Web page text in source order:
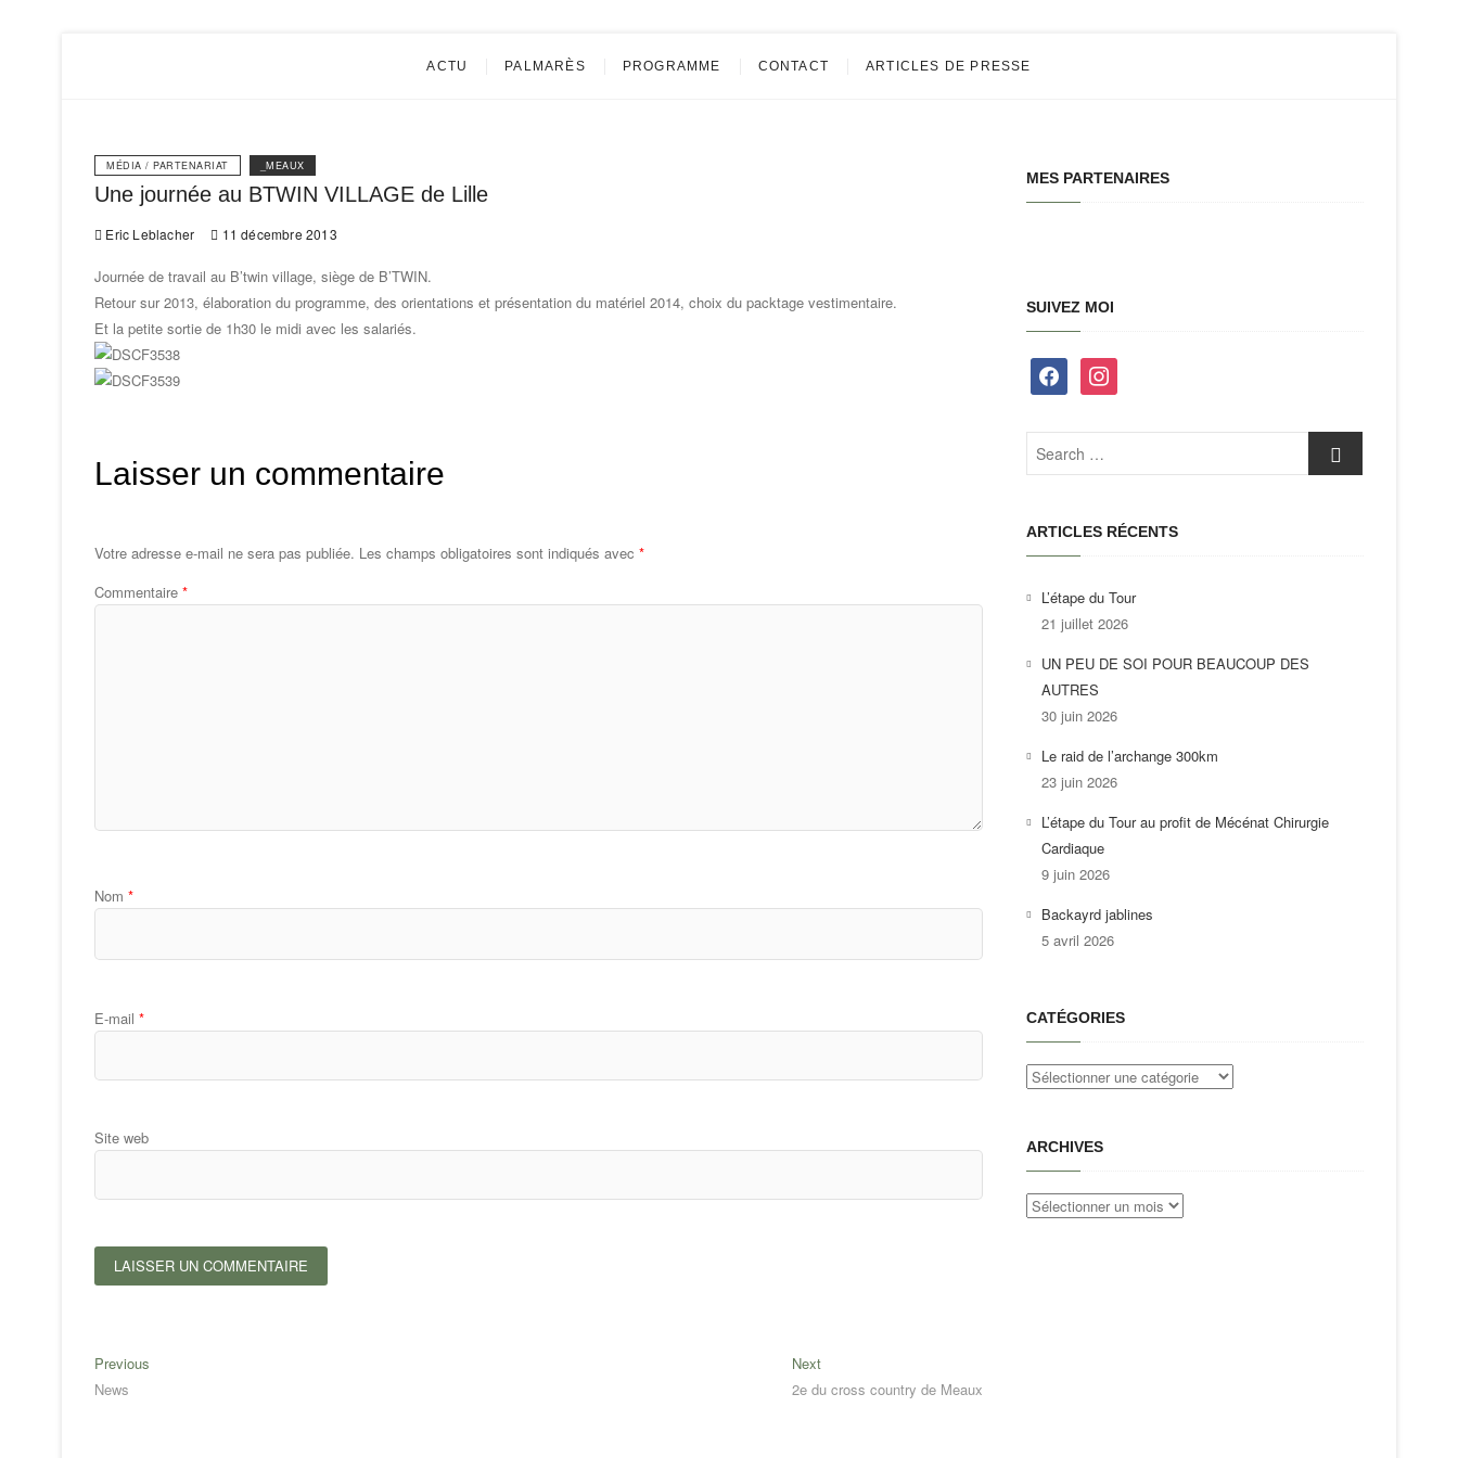
Eric Leblacher
ACTU PALMARÈS PROGRAMME CONTACT ARTICLES DE PRESSE
MÉDIA / PARTENARIAT _MEAUX
Une journée au BTWIN VILLAGE de Lille
Eric Leblacher 11 décembre 2013
Journée de travail au B’twin village, siège de B’TWIN.
Retour sur 2013, élaboration du programme, des orientations et présentation du matériel 2014, choix du packtage vestimentaire.
Et la petite sortie de 1h30 le midi avec les salariés.
Laisser un commentaire
Votre adresse e-mail ne sera pas publiée. Les champs obligatoires sont indiqués avec *
Commentaire *
Nom *
E-mail *
Site web
Navigation
de
Previous
News
NextNext
post:
2e du cross country de Meaux
MES PARTENAIRES
SUIVEZ MOI
facebook instagram
Search
ARTICLES RÉCENTS
L’étape du Tour
21 juillet 2026
UN PEU DE SOI POUR BEAUCOUP DES
AUTRES
30 juin 2026
Le raid de l’archange 300km
23 juin 2026
L’étape du Tour au profit de Mécénat Chirurgie
Cardiaque
9 juin 2026
Backayrd jablines
5 avril 2026
CATÉGORIES
Catégories
ARCHIVES
Archives